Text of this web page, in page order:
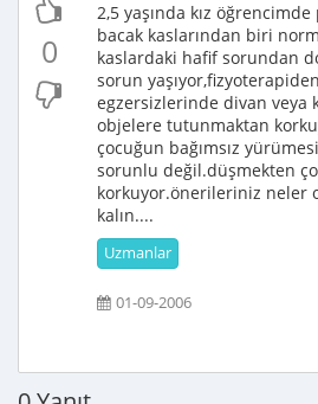
0
2,5 yaşında kız
bacak kaslarından biri
kaslardaki hafif sorundan
sorun
egzersizlerinde divan veya
objelere tutunmaktan
çocuğun bağımsız
sorunlu değil.düşmekten
korkuyor.önerileriniz neler
kalın....
Uzmanlar
01-09-2006